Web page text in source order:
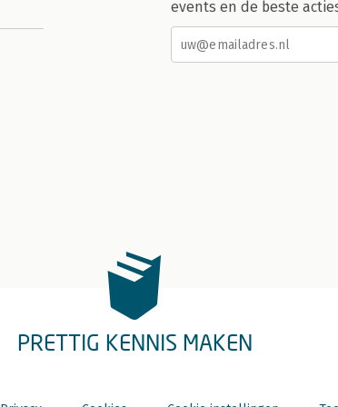
events en de beste
PRETTIG KENNIS MAKEN